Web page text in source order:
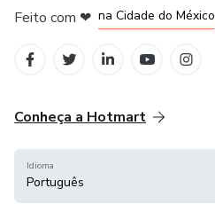
Feito com ❤ na Cidade do México
Conheça a Hotmart
Idioma
Português